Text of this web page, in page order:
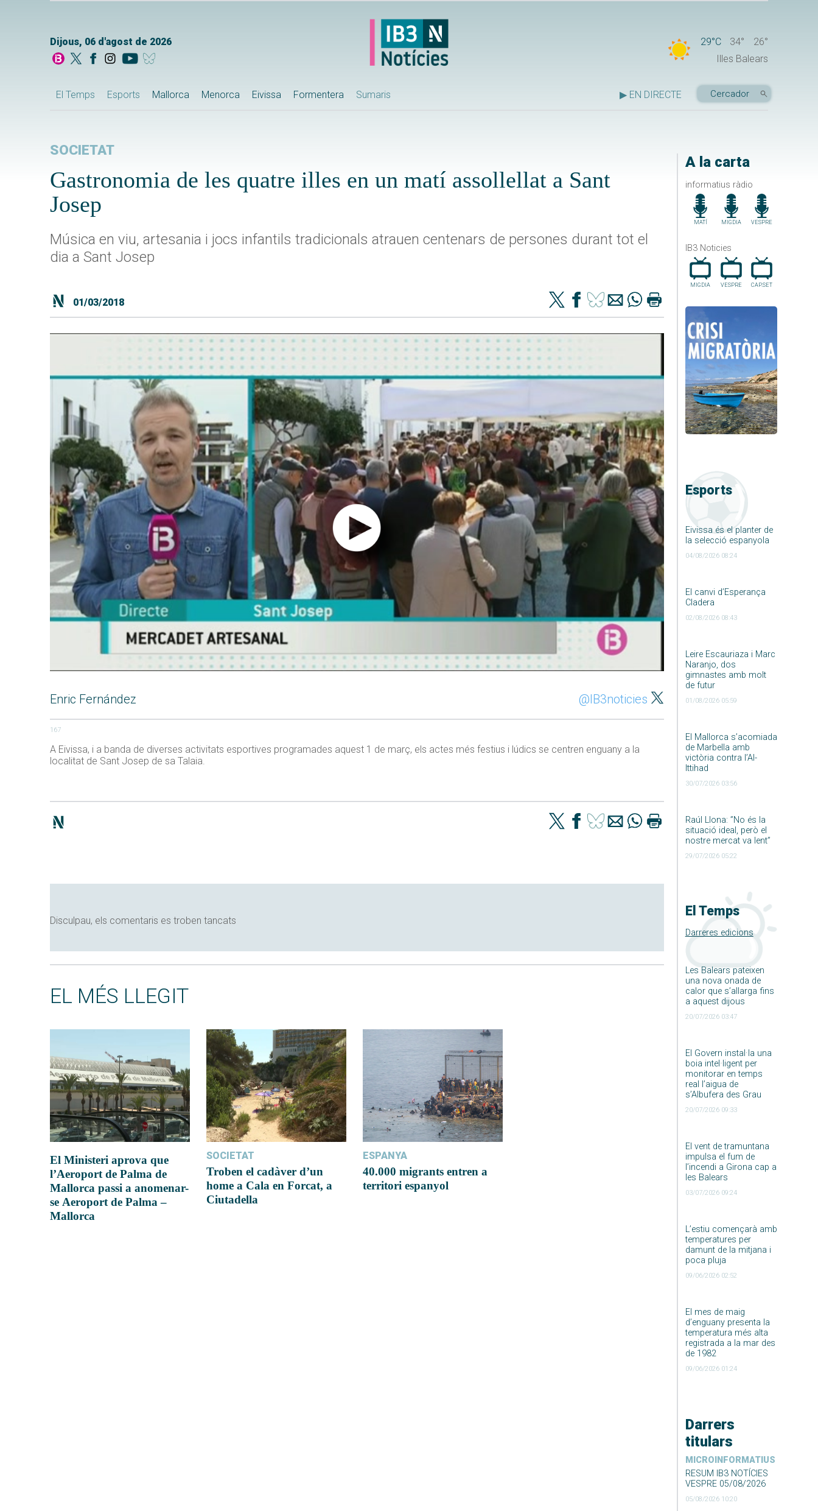
Dijous, 06 d'agost de 2026 29°C 34°
26°
Illes Balears
El Temps Esports Mallorca Menorca Eivissa Formentera Sumaris ▶ EN DIRECTE
A la carta
informatius ràdio
MATÍ MIGDIA VESPRE
IB3 Noticies
MIGDIA VESPRE CAP.SET
Esports
Eivissa és el planter de
la selecció espanyola
04/08/2026 08:24
El canvi d’Esperança
Cladera
02/08/2026 08:43
Leire Escauriaza i Marc
Naranjo, dos
gimnastes amb molt
de futur
01/08/2026 05:59
El Mallorca s’acomiada
de Marbella amb
victòria contra l’Al-
Ittihad
30/07/2026 03:56
Raúl Llona: ”No és la
situació ideal, però el
nostre mercat va lent”
29/07/2026 05:22
El Temps
Darreres edicions
Les Balears pateixen
una nova onada de
calor que s’allarga fins
a aquest dijous
20/07/2026 03:47
El Govern instal·la una
boia intel·ligent per
monitorar en temps
real l’aigua de
s’Albufera des Grau
20/07/2026 09:33
El vent de tramuntana
impulsa el fum de
l’incendi a Girona cap a
les Balears
03/07/2026 09:24
L’estiu començarà amb
temperatures per
damunt de la mitjana i
poca pluja
09/06/2026 02:52
El mes de maig
d’enguany presenta la
temperatura més alta
registrada a la mar des
de 1982
09/06/2026 01:24
Darrers
titulars
MICROINFORMATIUS
RESUM IB3 NOTÍCIES
VESPRE 05/08/2026
05/08/2026 10:20
SOCIETAT
Gastronomia de les quatre illes en un matí assollellat a Sant
Josep
Música en viu, artesania i jocs infantils tradicionals atrauen centenars de persones durant tot el
dia a Sant Josep
01/03/2018
Enric Fernández @IB3noticies
167
A Eivissa, i a banda de diverses activitats esportives programades aquest 1 de març, els actes més festius i lúdics se centren enguany a la
localitat de Sant Josep de sa Talaia.
Disculpau, els comentaris es troben tancats
EL MÉS LLEGIT
El Ministeri aprova que
l’Aeroport de Palma de
Mallorca passi a anomenar-
se Aeroport de Palma –
Mallorca
SOCIETAT
Troben el cadàver d’un
home a Cala en Forcat, a
Ciutadella
ESPANYA
40.000 migrants entren a
territori espanyol